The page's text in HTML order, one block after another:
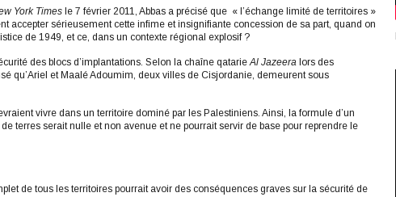
York Times le 7 février 2011, Abbas a précisé que « l’échange limité de territoires »
accepter sérieusement cette infime et insignifiante concession de sa part, quand on
de 1949, et ce, dans un contexte régional explosif ?
des blocs d’implantations. Selon la chaîne qatarieAl Jazeera lors des
qu’Ariel et Maalé Adoumim, deux villes de Cisjordanie, demeurent sous
vivre dans un territoire dominé par les Palestiniens. Ainsi, la formule d’un
terres serait nulle et non avenue et ne pourrait servir de base pour reprendre le
de tous les territoires pourrait avoir des conséquences graves sur la sécurité de